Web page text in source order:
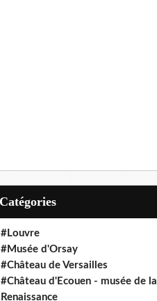
Catégories
#Louvre
#Musée d'Orsay
#Château de Versailles
#Château d'Ecouen - musée de la
Renaissance